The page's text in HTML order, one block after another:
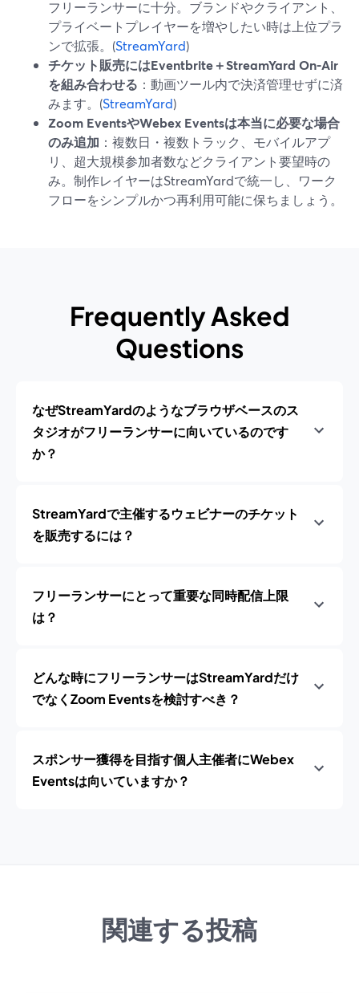
フリーランサーに十分。ブランドやクライアント、
プライベートプレイヤーを増やしたい時は上位プラ
ンで拡張。(StreamYard)
チケット販売にはEventbrite＋StreamYard On-Air
を組み合わせる ：動画ツール内で決済管理せずに済
みます。(StreamYard)
Zoom EventsやWebex Eventsは本当に必要な場合
のみ追加 ：複数日・複数トラック、モバイルアプ
リ、超大規模参加者数などクライアント要望時の
み。制作レイヤーはStreamYardで統一し、ワーク
フローをシンプルかつ再利用可能に保ちましょう。
Frequently Asked
Questions
なぜStreamYardのようなブラウザベースのス
タジオがフリーランサーに向いているのです
か？
StreamYardで主催するウェビナーのチケット
を販売するには？
フリーランサーにとって重要な同時配信上限
は？
どんな時にフリーランサーはStreamYardだけ
でなくZoom Eventsを検討すべき？
スポンサー獲得を目指す個人主催者にWebex
Eventsは向いていますか？
関連する投稿